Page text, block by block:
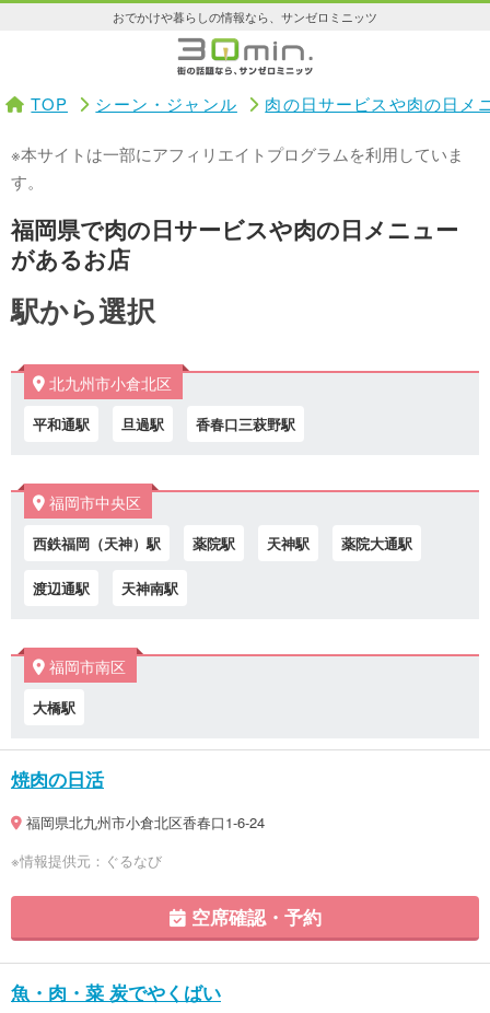
おでかけや暮らしの情報なら、サンゼロミニッツ
TOP シーン・ジャンル 肉の日サービスや肉の日メ
※本サイトは一部にアフィリエイトプログラムを利用していま
す。
福岡県で肉の日サービスや肉の日メニュー
があるお店
駅から選択
北九州市小倉北区
平和通駅 旦過駅 香春口三萩野駅
福岡市中央区
西鉄福岡（天神）駅 薬院駅 天神駅 薬院大通駅
渡辺通駅 天神南駅
福岡市南区
大橋駅
焼肉の日活
福岡県北九州市小倉北区香春口1-6-24
※情報提供元：ぐるなび
空席確認・予約
魚・肉・菜 炭でやくばい